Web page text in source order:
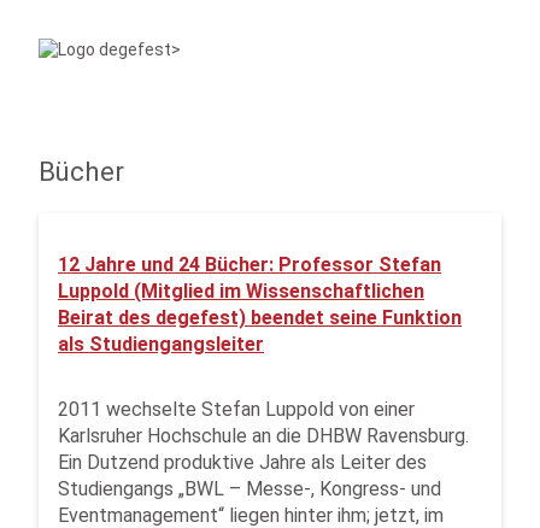
Bücher
12 Jahre und 24 Bücher: Professor Stefan
Luppold (Mitglied im Wissenschaftlichen
Beirat des degefest) beendet seine Funktion
als Studiengangsleiter
2011 wechselte Stefan Luppold von einer
Karlsruher Hochschule an die DHBW Ravensburg.
Ein Dutzend produktive Jahre als Leiter des
Studiengangs „BWL – Messe-, Kongress- und
Eventmanagement“ liegen hinter ihm; jetzt, im